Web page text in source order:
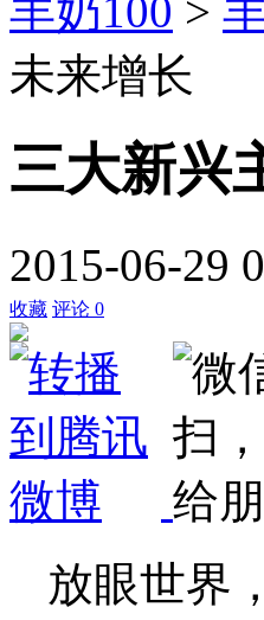
羊奶100 >
未来增长
三大新兴
2015-06-29
收藏 评论 0
放眼世界